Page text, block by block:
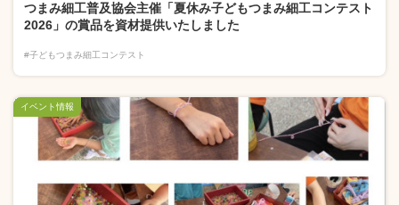
つまみ細工普及協会主催「夏休み子どもつまみ細工コンテスト
2026」の賞品を資材提供いたしました
#子どもつまみ細工コンテスト
イベント情報